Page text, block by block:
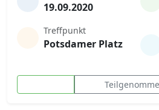
19.09.2020
Treffpunkt
Potsdamer Platz